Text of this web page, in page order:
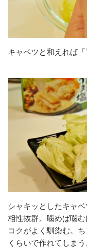
キャベツと和えれば
シャキッとしたキャ
相性抜群。噛めば噛
コクがよく馴染む。
くらいで作れてしま